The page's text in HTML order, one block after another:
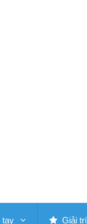
tay Giải trí